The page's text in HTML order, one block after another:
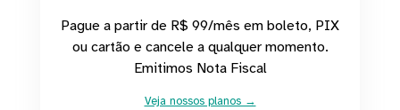
Pague a partir de R$ 99/mês em boleto, PIX
ou cartão e cancele a qualquer momento.
Emitimos Nota Fiscal
Veja nossos planos →